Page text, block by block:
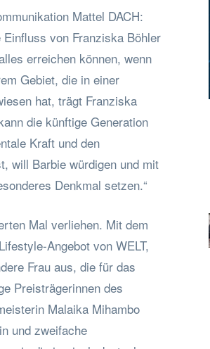
Mattel DACH:
von Franziska Böhler
erreichen können, wenn
Gebiet, die in einer
hat, trägt Franziska
die künftige Generation
Kraft und den
will Barbie würdigen und mit
Denkmal setzen.“
Mal verliehen. Mit dem
Angebot von WELT,
Frau aus, die für das
Preisträgerinnen des
Malaika Mihambo
und zweifache